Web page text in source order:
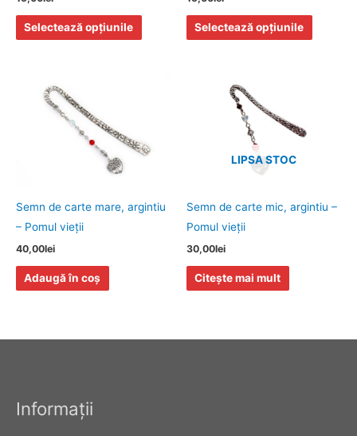
Selectează opțiunile Selectează opțiunile
Semn de carte mare, argintiu
– Pomul vieţii
40,00lei
Adaugă în coș
LIPSA STOC
Semn de carte mic, argintiu –
Pomul vieţii
30,00lei
Citește mai mult
Informaţii